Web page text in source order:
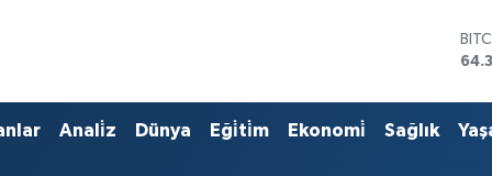
Anali̇z Dünya Eği̇ti̇m Ekonomi̇ Sağlık